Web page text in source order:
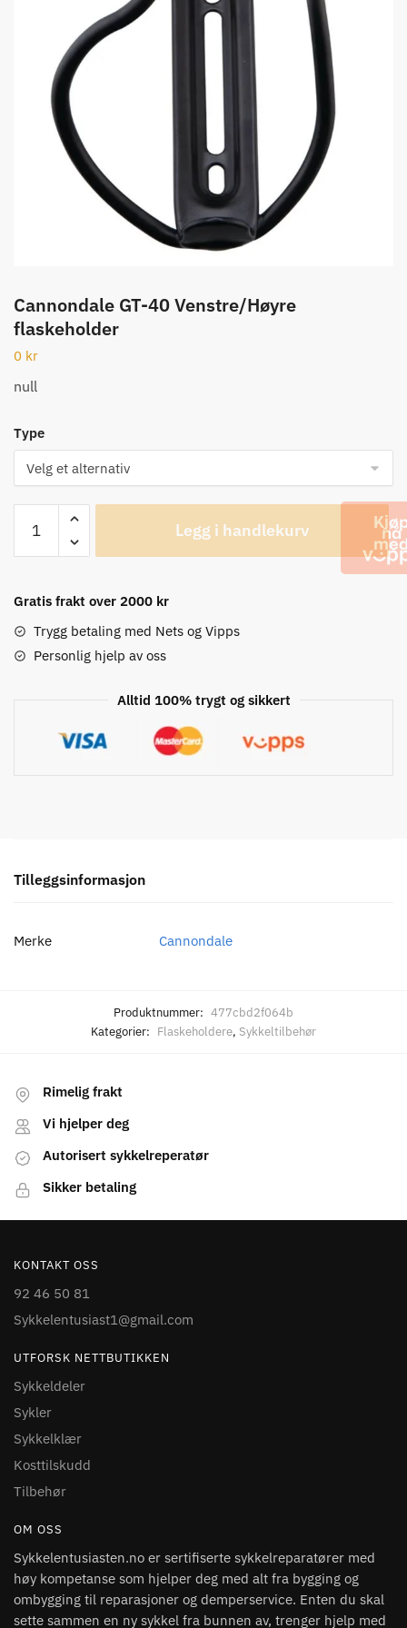
Cannondale GT-40 Venstre/Høyre
flaskeholder
0 kr
null
Type
Cannondale
GT-
40
flaskeholder
antall
Legg i handlekurv
Gratis frakt over 2000 kr
Trygg betaling med Nets og Vipps
Personlig hjelp av oss
Alltid 100% trygt og sikkert
Tilleggsinformasjon
Merke Cannondale
Produktnummer: 477cbd2f064b
Kategorier: Flaskeholdere, Sykkeltilbehør
Rimelig frakt
Vi hjelper deg
Autorisert sykkelreperatør
Sikker betaling
KONTAKT OSS
92 46 50 81
Sykkelentusiast1@gmail.com
UTFORSK NETTBUTIKKEN
Sykkeldeler
Sykler
Sykkelklær
Kosttilskudd
Tilbehør
OM OSS
Sykkelentusiasten.no er sertifiserte sykkelreparatører med
høy kompetanse som hjelper deg med alt fra bygging og
ombygging til reparasjoner og demperservice. Enten du skal
sette sammen en ny sykkel fra bunnen av, trenger hjelp med